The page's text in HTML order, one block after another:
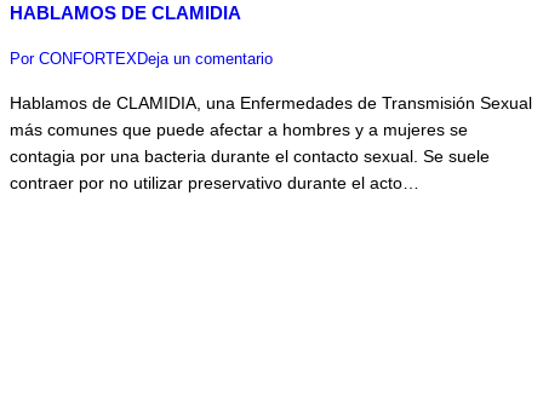
HABLAMOS DE CLAMIDIA
Por CONFORTEXDeja un comentario
Hablamos de CLAMIDIA, una Enfermedades de Transmisión Sexual
más comunes que puede afectar a hombres y a mujeres se
contagia por una bacteria durante el contacto sexual. Se suele
contraer por no utilizar preservativo durante el acto…